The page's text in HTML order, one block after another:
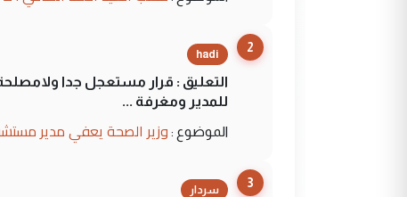
2
hadi
التعليق : قرار مستعجل جدا ولامصلحة
للمدير ومغرفة ...
الموضوع : وزير الصحة يعفي مدير
3
سردار